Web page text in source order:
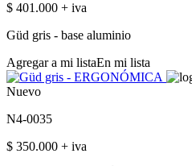
$ 401.000 + iva
Güd gris - base aluminio
Agregar a mi listaEn mi lista
Nuevo
N4-0035
$ 350.000 + iva